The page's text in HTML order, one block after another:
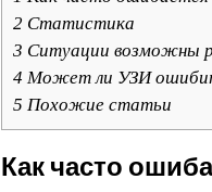
2 Статистика
3 Ситуации возможны
4 Может ли УЗИ
5 Похожие статьи
Как часто